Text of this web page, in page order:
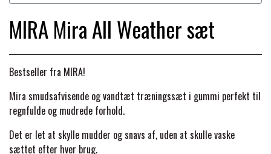
TERAPI PRODUKTER
STRØMPER
HUER & HALSTØRKLÆDER
GAVEARTIKLER VOKSNE
BØRN & JUNIOR
HESTEBOLCHER & TREATS
TILSKUD & VITAMINER
STALD & FOLD
TRAVDÆKKEN & TILBEHØR
SKO & VÆRKTØJ
VOGNE & TILBEHØR
TRAV KUSK
TILBEHØR
PREMIER EQUINE WALKER & RIDEDÆKKEN
PREMIER EQUINE INSEKTBESKYTTELSE
CARR & DAY & MARTIN
DELTACAST
MIRA Mira All Weather sæt
Bestseller fra MIRA!
Mira smudsafvisende og vandtæt træningssæt i gummi perfekt til
regnfulde og mudrede forhold.
Det er let at skylle mudder og snavs af, uden at skulle vaske
sættet efter hver brug.